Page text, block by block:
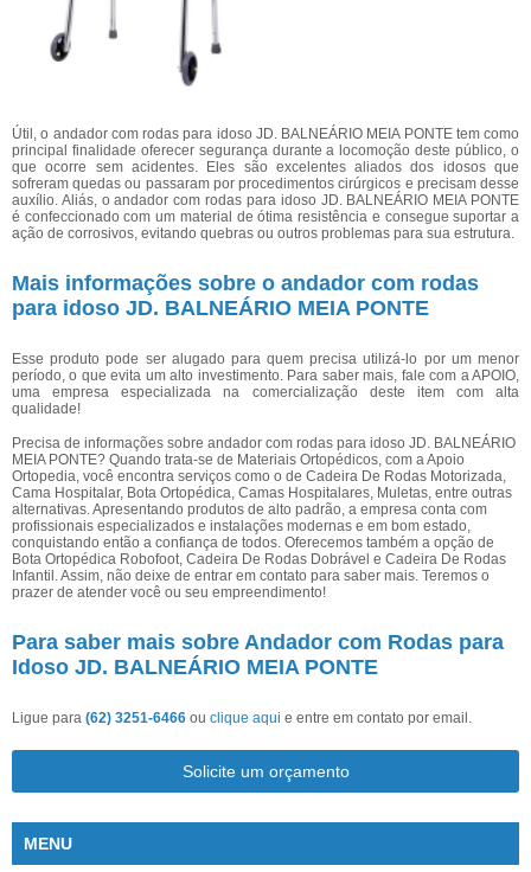
Útil, o andador com rodas para idoso JD. BALNEÁRIO MEIA PONTE tem como
principal finalidade oferecer segurança durante a locomoção deste público, o
que ocorre sem acidentes. Eles são excelentes aliados dos idosos que
sofreram quedas ou passaram por procedimentos cirúrgicos e precisam desse
auxílio. Aliás, o andador com rodas para idoso JD. BALNEÁRIO MEIA PONTE
é confeccionado com um material de ótima resistência e consegue suportar a
ação de corrosivos, evitando quebras ou outros problemas para sua estrutura.
Mais informações sobre o andador com rodas
para idoso JD. BALNEÁRIO MEIA PONTE
Esse produto pode ser alugado para quem precisa utilizá-lo por um menor
período, o que evita um alto investimento. Para saber mais, fale com a APOIO,
uma empresa especializada na comercialização deste item com alta
qualidade!
Precisa de informações sobre andador com rodas para idoso JD. BALNEÁRIO
MEIA PONTE? Quando trata-se de Materiais Ortopédicos, com a Apoio
Ortopedia, você encontra serviços como o de Cadeira De Rodas Motorizada,
Cama Hospitalar, Bota Ortopédica, Camas Hospitalares, Muletas, entre outras
alternativas. Apresentando produtos de alto padrão, a empresa conta com
profissionais especializados e instalações modernas e em bom estado,
conquistando então a confiança de todos. Oferecemos também a opção de
Bota Ortopédica Robofoot, Cadeira De Rodas Dobrável e Cadeira De Rodas
Infantil. Assim, não deixe de entrar em contato para saber mais. Teremos o
prazer de atender você ou seu empreendimento!
Para saber mais sobre Andador com Rodas para
Idoso JD. BALNEÁRIO MEIA PONTE
Ligue para (62) 3251-6466 ou clique aqui e entre em contato por email.
Solicite um orçamento
MENU